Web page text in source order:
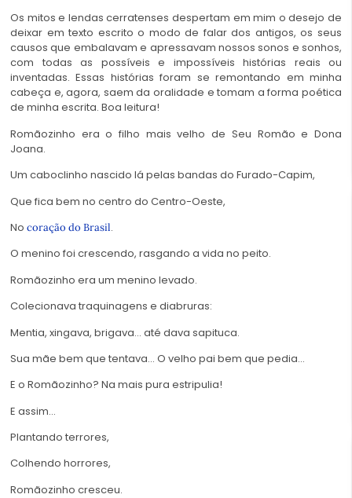
Os mitos e lendas cerratenses despertam em mim o desejo de
deixar em texto escrito o modo de falar dos antigos, os seus
causos que embalavam e apressavam nossos sonos e sonhos,
com todas as possíveis e impossíveis histórias reais ou
inventadas. Essas histórias foram se remontando em minha
cabeça e, agora, saem da oralidade e tomam a forma poética
de minha escrita. Boa leitura!
Romãozinho era o filho mais velho de Seu Romão e Dona
Joana.
Um caboclinho nascido lá pelas bandas do Furado-Capim,
Que fica bem no centro do Centro-Oeste,
No coração do Brasil.
O menino foi crescendo, rasgando a vida no peito.
Romãozinho era um menino levado.
Colecionava traquinagens e diabruras:
Mentia, xingava, brigava… até dava sapituca.
Sua mãe bem que tentava… O velho pai bem que pedia…
E o Romãozinho? Na mais pura estripulia!
E assim…
Plantando terrores,
Colhendo horrores,
Romãozinho cresceu.